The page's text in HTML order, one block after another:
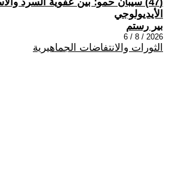
الأيديولوجي
بير رستم
2026 / 8 / 6
الثورات والانتفاضات الجماهيرية